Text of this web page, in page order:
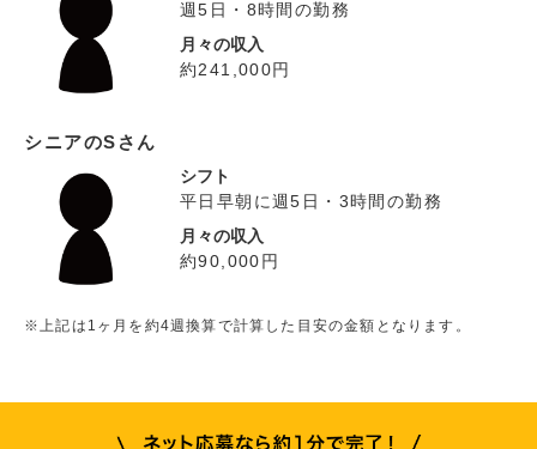
週5日・8時間の勤務
月々の収入
約241,000円
シニアのSさん
シフト
平日早朝に週5日・3時間の勤務
月々の収入
約90,000円
※上記は1ヶ月を約4週換算で計算した目安の金額となります。